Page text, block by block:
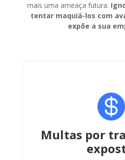
mais uma ameaça futura.
tentar maquiá-los com
expõe a sua

Multas por